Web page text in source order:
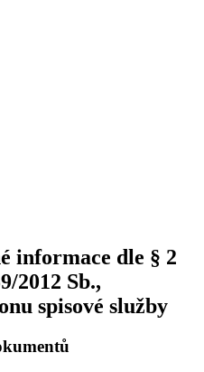
informace dle § 2
2012 Sb.,
spisové služby